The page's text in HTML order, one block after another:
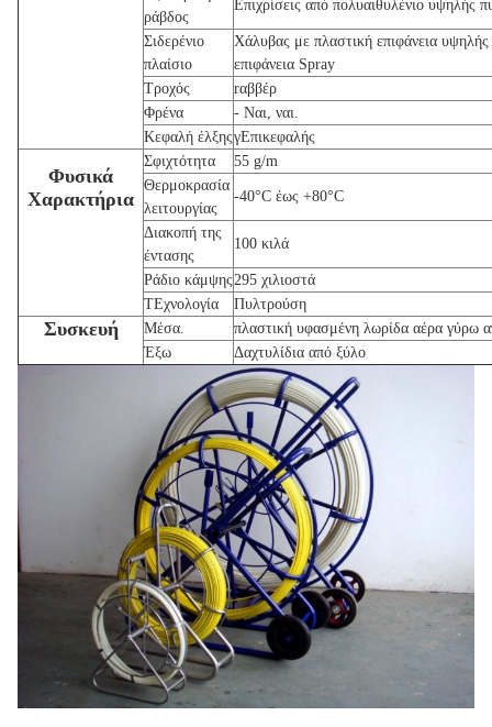
ράβδος
Επιχρίσεις από πολυαιθυλένιο υψηλής
Σιδερένιο
πλαίσιο
Χάλυβας με πλαστική επιφάνεια
επιφάνεια Spray
Τροχός
rαββέρ
Φρένα
- Ναι, ναι.
Κεφαλή έλξηςγΕπικεφαλής
Φυσικά
Χαρακτήρια
Σφιχτότητα
55 g/m
Θερμοκρασία
λειτουργίας
-40°C έως +80°C
Διακοπή της
έντασης
100 κιλά
Ράδιο κάμψης295 χιλιοστά
ΤΕχνολογία Πυλτρούση
Συσκευή Μέσα.
πλαστική υφασμένη λωρίδα αέρα γύρω
Έξω
Δαχτυλίδια από ξύλο